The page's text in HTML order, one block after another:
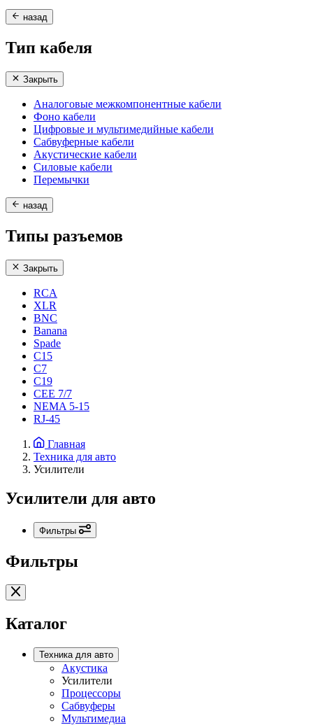
назад
Тип кабеля
Закрыть
Аналоговые межкомпонентные кабели
Фоно кабели
Цифровые и мультимедийные кабели
Сабвуферные кабели
Акустические кабели
Силовые кабели
Перемычки
назад
Типы разъемов
Закрыть
RCA
XLR
BNC
Banana
Spade
C15
С7
C19
CEE 7/7
NEMA 5-15
RJ-45
Главная
Техника для авто
Усилители
Усилители для авто
Фильтры
Фильтры
Каталог
Техника для авто
Акустика
Усилители
Процессоры
Сабвуферы
Мультимедиа